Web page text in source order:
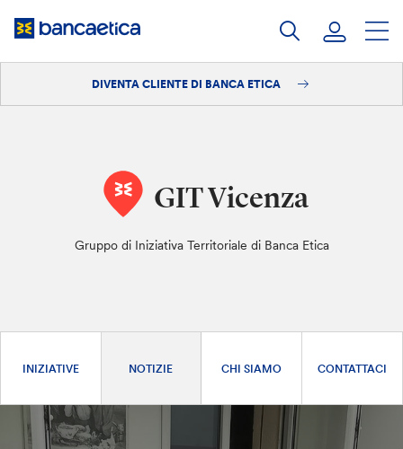
DIVENTA CLIENTE DI BANCA ETICA
GIT Vicenza
Gruppo di Iniziativa Territoriale di Banca Etica
INIZIATIVE NOTIZIE CHI SIAMO CONTATTACI